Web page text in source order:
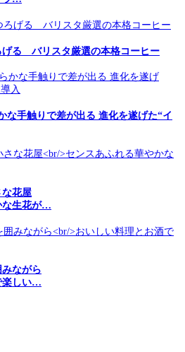
げる バリスタ厳選の本格コーヒー
な手触りで差が出る 進化を遂げた“イ
花屋
な生花が…
ながら
楽しい…